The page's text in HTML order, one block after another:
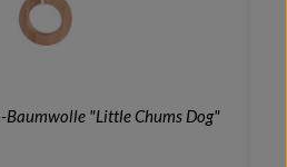
Baumwolle "Little Chums Dog"